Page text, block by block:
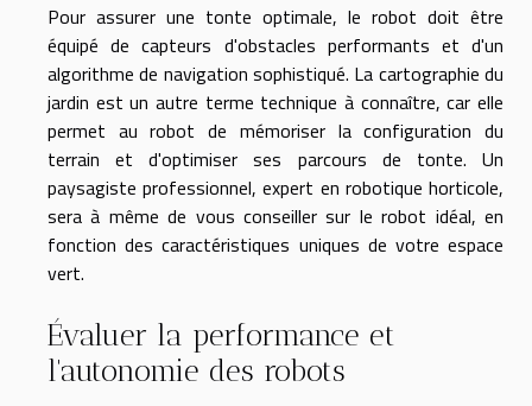
Pour assurer une tonte optimale, le robot doit être
équipé de capteurs d'obstacles performants et d'un
algorithme de navigation sophistiqué. La cartographie du
jardin est un autre terme technique à connaître, car elle
permet au robot de mémoriser la configuration du
terrain et d'optimiser ses parcours de tonte. Un
paysagiste professionnel, expert en robotique horticole,
sera à même de vous conseiller sur le robot idéal, en
fonction des caractéristiques uniques de votre espace
vert.
Évaluer la performance et
l'autonomie des robots